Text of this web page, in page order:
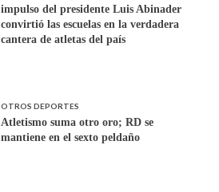
impulso del presidente Luis Abinader
convirtió las escuelas en la verdadera
cantera de atletas del país
OTROS DEPORTES
Atletismo suma otro oro; RD se
mantiene en el sexto peldaño